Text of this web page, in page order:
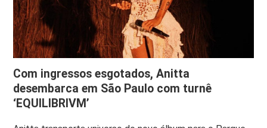
Com ingressos esgotados, Anitta
desembarca em São Paulo com turnê
‘EQUILIBRIVM’